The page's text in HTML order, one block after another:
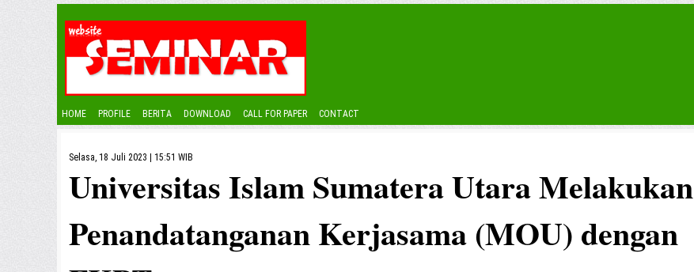
HOME PROFILE BERITA DOWNLOAD CALL FOR PAPER CONTACT
Selasa, 18 Juli 2023 | 15:51 WIB
Universitas Islam Sumatera Utara Melakukan
Penandatanganan Kerjasama (MOU) dengan